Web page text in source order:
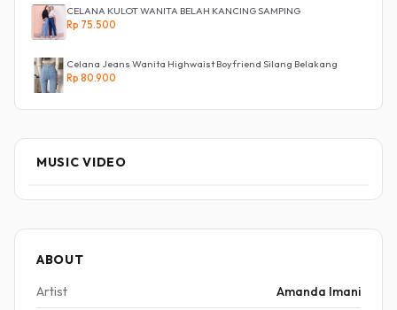
CELANA KULOT WANITA BELAH KANCING SAMPING
Rp 75.500
Celana Jeans Wanita Highwaist Boyfriend Silang Belakang
Rp 80.900
MUSIC VIDEO
ABOUT
Artist
Amanda Imani